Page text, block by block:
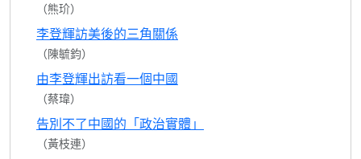
（熊玠）
李登輝訪美後的三角關係
（陳毓鈞）
由李登輝出訪看一個中國
（蔡瑋）
告別不了中國的「政治實體」
（黃枝連）